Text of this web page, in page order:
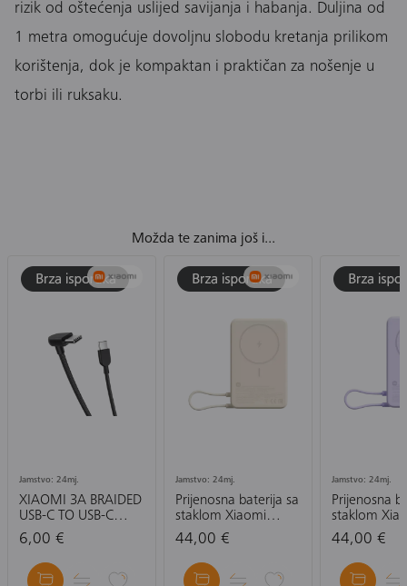
rizik od oštećenja uslijed savijanja i habanja. Duljina od
1 metra omogućuje dovoljnu slobodu kretanja prilikom
korištenja, dok je kompaktan i praktičan za nošenje u
torbi ili ruksaku.
Možda te zanima još i...
Jamstvo: 24mj.
XIAOMI 3A BRAIDED
USB-C TO USB-C
CABLE (10CM)-
KABEL
6,00 €
Jamstvo: 24mj.
Prijenosna baterija sa
staklom Xiaomi
Magnetic Power
Bank 10000 mAh
with Built-in Stand,
ljubičasta, bež
44,00 €
Jamstvo: 24mj.
Prijenosna
staklom
Magnetic
Bank 10000
with Built-in
ljubičasta
44,00 €